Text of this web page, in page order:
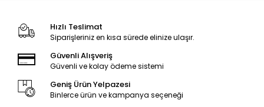
Hızlı Teslimat
Siparişleriniz en kısa sürede elinize ulaşır.
Güvenli Alışveriş
Güvenli ve kolay ödeme sistemi
Geniş Ürün Yelpazesi
Binlerce ürün ve kampanya seçeneği